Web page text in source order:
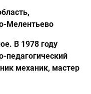
Мелентьево
В 1978 году
педагогический
механик, мастер